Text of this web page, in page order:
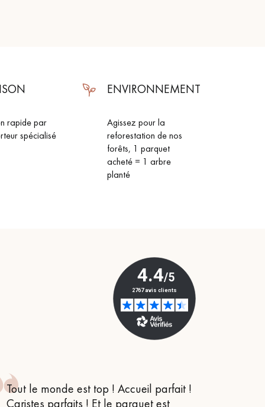
rapide par
spécialisé
ENVIRONNEMENT
Agissez pour la
reforestation de nos
forêts, 1 parquet
acheté = 1 arbre
planté
Tout le monde est top ! Accueil parfait !
Caristes parfaits ! Et le parquet est